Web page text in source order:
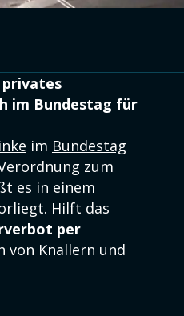
privates
im Bundestag für
im Bundestag
zum
es in einem
Hilft das
per
von Knallern und